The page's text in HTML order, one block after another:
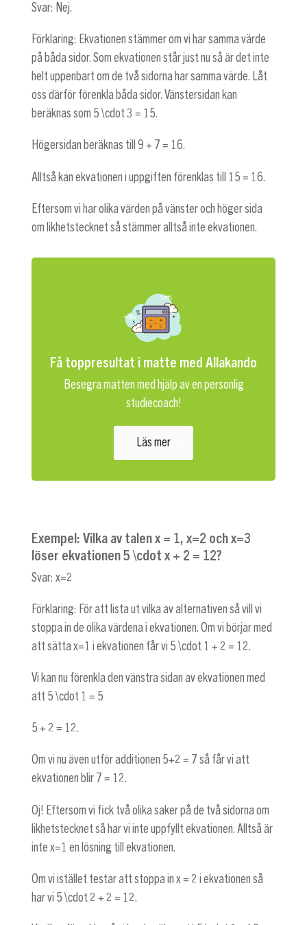
Svar: Nej.
Förklaring: Ekvationen stämmer om vi har samma värde
på båda sidor. Som ekvationen står just nu så är det inte
helt uppenbart om de två sidorna har samma värde. Låt
oss därför förenkla båda sidor. Vänstersidan kan
beräknas som 5 \cdot 3 = 15.
Högersidan beräknas till 9 + 7 = 16.
Alltså kan ekvationen i uppgiften förenklas till 15 = 16
Eftersom vi har olika värden på vänster och höger sida
om likhetstecknet så stämmer alltså inte ekvationen.
Få toppresultat i matte med Allakando
Besegra matten med hjälp av en personlig
studiecoach!
Läs mer
Exempel: Vilka av talenx = 1,x=2 ochx=3
löser ekvationen5 \cdot x + 2 = 12?
Svar: x=2
Förklaring: För att lista ut vilka av alternativen så vill vi
stoppa in de olika värdena i ekvationen. Om vi börjar med
att sätta x=1 i ekvationen får vi 5 \cdot 1 + 2 = 12.
Vi kan nu förenkla den vänstra sidan av ekvationen med
att 5 \cdot 1 = 5
5 + 2 = 12.
Om vi nu även utför additionen 5+2 = 7 så får vi att
ekvationen blir 7 = 12.
Oj! Eftersom vi fick två olika saker på de två sidorna om
likhetstecknet så har vi inte uppfyllt ekvationen. Alltså är
inte x=1 en lösning till ekvationen.
Om vi istället testar att stoppa in x = 2 i ekvationen så
har vi 5 \cdot 2 + 2 = 12.